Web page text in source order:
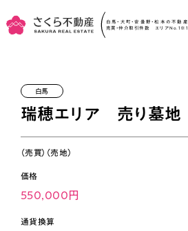
白馬・大町・安曇野・松本の不動産
売買・仲介取引件数 エリアNo.1 ※1
ホーム
物件
地域の魅力
実績紹介
プロジェクト
白馬
瑞穂エリア 売り墓地
（売買）（売地）
価格
550,000円
通貨換算